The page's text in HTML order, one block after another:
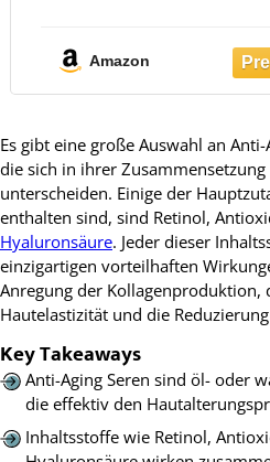
Augenkonturcreme,
Vegane
Amazon
Es gibt eine große Auswahl an
die sich in ihrer
unterscheiden. Einige der
enthalten sind, sind Retinol,
Hyaluronsäure. Jeder dieser
einzigartigen vorteilhaften
Anregung der Kollagenproduktion,
Hautelastizität und die
Key Takeaways
Anti-Aging Seren sind öl- oder
die effektiv den
Inhaltsstoffe wie Retinol,